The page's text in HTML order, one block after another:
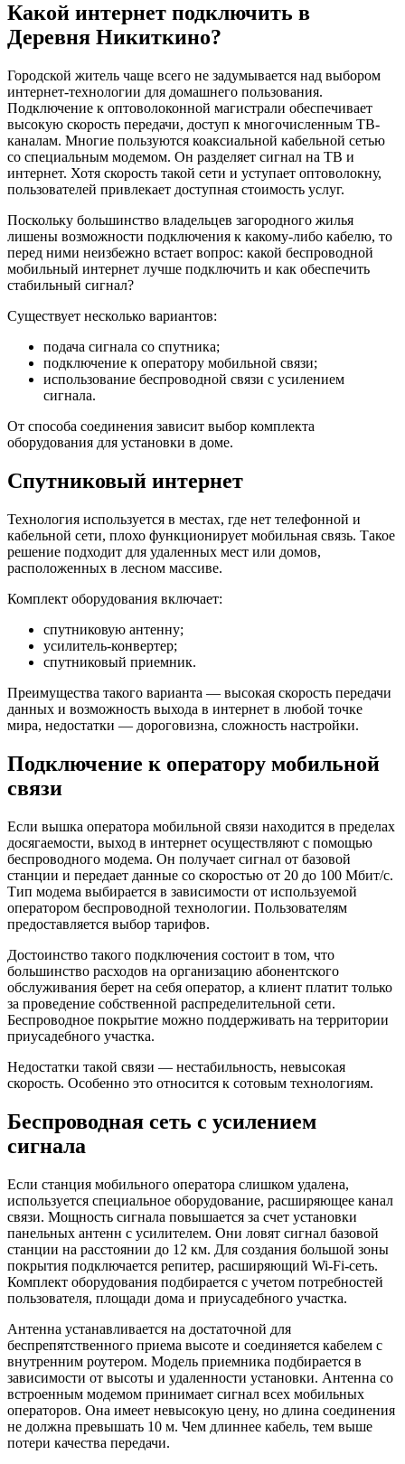
Какой интернет подключить в
Деревня Никиткино?
Городской житель чаще всего не задумывается над выбором
интернет-технологии для домашнего пользования.
Подключение к оптоволоконной магистрали обеспечивает
высокую скорость передачи, доступ к многочисленным ТВ-
каналам. Многие пользуются коаксиальной кабельной сетью
со специальным модемом. Он разделяет сигнал на ТВ и
интернет. Хотя скорость такой сети и уступает оптоволокну,
пользователей привлекает доступная стоимость услуг.
Поскольку большинство владельцев загородного жилья
лишены возможности подключения к какому-либо кабелю, то
перед ними неизбежно встает вопрос: какой беспроводной
мобильный интернет лучше подключить и как обеспечить
стабильный сигнал?
Существует несколько вариантов:
подача сигнала со спутника;
подключение к оператору мобильной связи;
использование беспроводной связи с усилением
сигнала.
От способа соединения зависит выбор комплекта
оборудования для установки в доме.
Спутниковый интернет
Технология используется в местах, где нет телефонной и
кабельной сети, плохо функционирует мобильная связь. Такое
решение подходит для удаленных мест или домов,
расположенных в лесном массиве.
Комплект оборудования включает:
спутниковую антенну;
усилитель-конвертер;
спутниковый приемник.
Преимущества такого варианта — высокая скорость передачи
данных и возможность выхода в интернет в любой точке
мира, недостатки — дороговизна, сложность настройки.
Подключение к оператору мобильной
связи
Если вышка оператора мобильной связи находится в пределах
досягаемости, выход в интернет осуществляют с помощью
беспроводного модема. Он получает сигнал от базовой
станции и передает данные со скоростью от 20 до 100 Мбит/с.
Тип модема выбирается в зависимости от используемой
оператором беспроводной технологии. Пользователям
предоставляется выбор тарифов.
Достоинство такого подключения состоит в том, что
большинство расходов на организацию абонентского
обслуживания берет на себя оператор, а клиент платит только
за проведение собственной распределительной сети.
Беспроводное покрытие можно поддерживать на территории
приусадебного участка.
Недостатки такой связи — нестабильность, невысокая
скорость. Особенно это относится к сотовым технологиям.
Беспроводная сеть с усилением
сигнала
Если станция мобильного оператора слишком удалена,
используется специальное оборудование, расширяющее канал
связи. Мощность сигнала повышается за счет установки
панельных антенн с усилителем. Они ловят сигнал базовой
станции на расстоянии до 12 км. Для создания большой зоны
покрытия подключается репитер, расширяющий Wi-Fi-сеть.
Комплект оборудования подбирается с учетом потребностей
пользователя, площади дома и приусадебного участка.
Антенна устанавливается на достаточной для
беспрепятственного приема высоте и соединяется кабелем с
внутренним роутером. Модель приемника подбирается в
зависимости от высоты и удаленности установки. Антенна со
встроенным модемом принимает сигнал всех мобильных
операторов. Она имеет невысокую цену, но длина соединения
не должна превышать 10 м. Чем длиннее кабель, тем выше
потери качества передачи.